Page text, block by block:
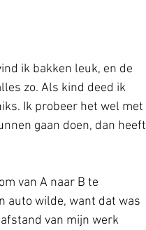
ik bakken leuk, en de
zo. Als kind deed ik
Ik probeer het wel met
gaan doen, dan heeft
van A naar B te
auto wilde, want dat was
van mijn werk